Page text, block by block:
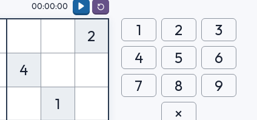
00:00:00
2
4
1
1 2
3
4
5
6
7
8 9